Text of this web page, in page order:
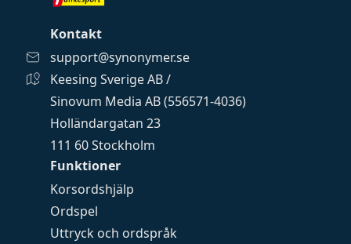
Funktioner
Korsordshjälp
Ordspel
Uttryck och ordspråk
Kontakt
support@synonymer.se
Keesing Sverige AB /
Sinovum Media AB (556571-4036)
Holländargatan 23
111 60 Stockholm